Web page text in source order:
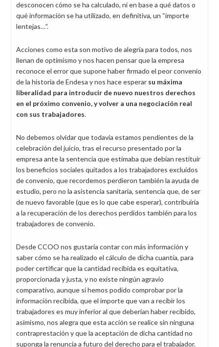
desconocen cómo se ha calculado, ni en base a qué datos o
qué información se ha utilizado, en definitiva, un “importe
lentejas…”.
Acciones como esta son motivo de alegría para todos, nos
llenan de optimismo y nos hacen pensar que la empresa
reconoce el error que supone haber firmado el peor convenio
de la historia de Endesa y nos hace esperar su máxima
liberalidad para introducir de nuevo nuestros derechos
en el próximo convenio, y volver a una negociación real
con sus trabajadores.
No debemos olvidar que todavía estamos pendientes de la
celebración del juicio, tras el recurso presentado por la
empresa ante la sentencia que estimaba que debían restituir
los beneficios sociales quitados a los trabajadores excluidos
de convenio, que recordemos perdieron también la ayuda de
estudio, pero no la asistencia sanitaria, sentencia que, de ser
de nuevo favorable (que es lo que cabe esperar), contribuiría
a la recuperación de los derechos perdidos también para los
trabajadores de convenio.
Desde CCOO nos gustaría contar con más información y
saber cómo se ha realizado el cálculo de dicha cuantía, para
poder certificar que la cantidad recibida es equitativa,
proporcionada y justa, y no existe ningún agravio
comparativo, aunque sí hemos podido comprobar por la
información recibida, que el importe que van a recibir los
trabajadores es muy inferior al que deberían haber recibido,
asimismo, nos alegra que esta acción se realice sin ninguna
contraprestación y que la aceptación de dicha cantidad no
suponga la renuncia a futuro del derecho para el trabajador.